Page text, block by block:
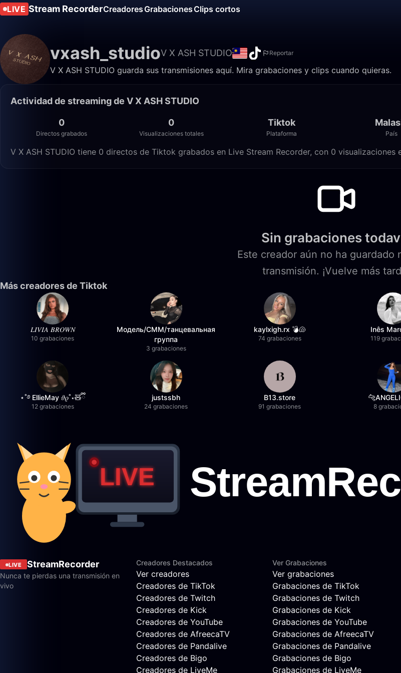
LIVE Stream RecorderCreadoresGrabacionesClips cortos
vxash_studioV X ASH STUDIO Reportar
V X ASH STUDIO guarda sus transmisiones aquí. Mira grabaciones y clips cuando quieras.
Actividad de streaming de V X ASH STUDIO
0
Directos grabados
0
Visualizaciones totales
Tiktok
Plataforma País
V X ASH STUDIO tiene 0 directos de Tiktok grabados en Live Stream Recorder, con 0 visualizaciones
Sin grabaciones
Este creador aún no ha guardado
transmisión. ¡Vuelve más
Más creadores de Tiktok
𝐿𝐼𝑉𝐼𝐴 𝐵𝑅𝑂𝑊𝑁
10 grabaciones
Модель/СММ/танцевальная
группа
3 grabaciones
kaylxigh.rx 💣🐚
74 grabaciones
Inês
119
⋆˚࿔ EllieMay 𝜗𝜚˚⋆🧸ྀི
12 grabaciones
justssbh
24 grabaciones
B13.store
91 grabaciones 8
LIVE StreamRecorder
Nunca te pierdas una transmisión en
vivo
Creadores Destacados
Ver creadores
Creadores de TikTok
Creadores de Twitch
Creadores de Kick
Creadores de YouTube
Creadores de AfreecaTV
Creadores de Pandalive
Creadores de Bigo
Creadores de LiveMe
Ver Grabaciones
Ver grabaciones
Grabaciones de TikTok
Grabaciones de Twitch
Grabaciones de Kick
Grabaciones de YouTube
Grabaciones de AfreecaTV
Grabaciones de Pandalive
Grabaciones de Bigo
Grabaciones de LiveMe